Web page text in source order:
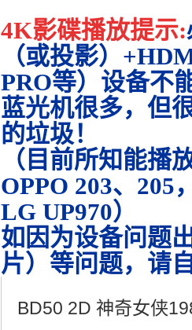
4K影碟播放提示:
（或投影）
PRO等）设备不
蓝光机很多，但
的垃圾！
（目前所知能播
OPPO 203、205
LG UP970）
如因为设备问题
片）等问题，请
BD50 2D 神奇女侠